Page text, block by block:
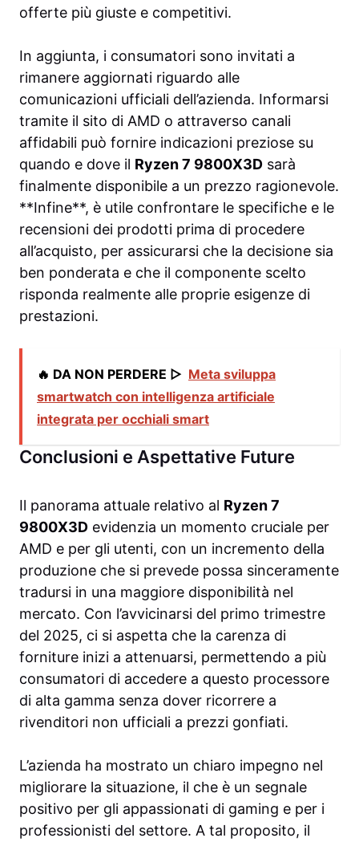
offerte più giuste e competitivi.
In aggiunta, i consumatori sono invitati a
rimanere aggiornati riguardo alle
comunicazioni ufficiali dell’azienda. Informarsi
tramite il sito di AMD o attraverso canali
affidabili può fornire indicazioni preziose su
quando e dove il Ryzen 7 9800X3D sarà
finalmente disponibile a un prezzo ragionevole.
**Infine**, è utile confrontare le specifiche e le
recensioni dei prodotti prima di procedere
all’acquisto, per assicurarsi che la decisione sia
ben ponderata e che il componente scelto
risponda realmente alle proprie esigenze di
prestazioni.
🔥 DA NON PERDERE ▷ Meta sviluppa
smartwatch con intelligenza artificiale
integrata per occhiali smart
Conclusioni e Aspettative Future
Il panorama attuale relativo al Ryzen 7
9800X3D evidenzia un momento cruciale per
AMD e per gli utenti, con un incremento della
produzione che si prevede possa sinceramente
tradursi in una maggiore disponibilità nel
mercato. Con l’avvicinarsi del primo trimestre
del 2025, ci si aspetta che la carenza di
forniture inizi a attenuarsi, permettendo a più
consumatori di accedere a questo processore
di alta gamma senza dover ricorrere a
rivenditori non ufficiali a prezzi gonfiati.
L’azienda ha mostrato un chiaro impegno nel
migliorare la situazione, il che è un segnale
positivo per gli appassionati di gaming e per i
professionisti del settore. A tal proposito, il